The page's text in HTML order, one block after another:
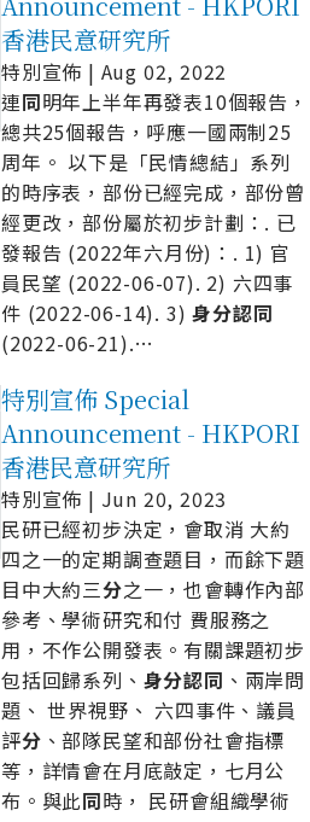
香港民意研究所
特別宣佈 | Aug 02, 2022
連同明年上半年再發表10個報告，
總共25個報告，呼應一國兩制25
周年。 以下是「民情總結」系列
的時序表，部份已經完成，部份曾
經更改，部份屬於初步計劃：. 已
發報告 (2022年六月份)：. 1) 官
員民望 (2022-06-07). 2) 六四事
件 (2022-06-14). 3)身分認同
(2022-06-21).…
特別宣佈 Special
Announcement - HKPORI
香港民意研究所
特別宣佈 | Jun 20, 2023
民研已經初步決定，會取消 大約
四之一的定期調查題目，而餘下題
目中大約三分之一，也會轉作內部
參考、學術研究和付 費服務之
用，不作公開發表。有關課題初步
包括回歸系列、 身分認同 、兩岸問
題、 世界視野、 六四事件、議員
評分 、部隊民望和部份社會指標
等，詳情會在月底敲定，七月公
布。與此同時， 民研會組織學術